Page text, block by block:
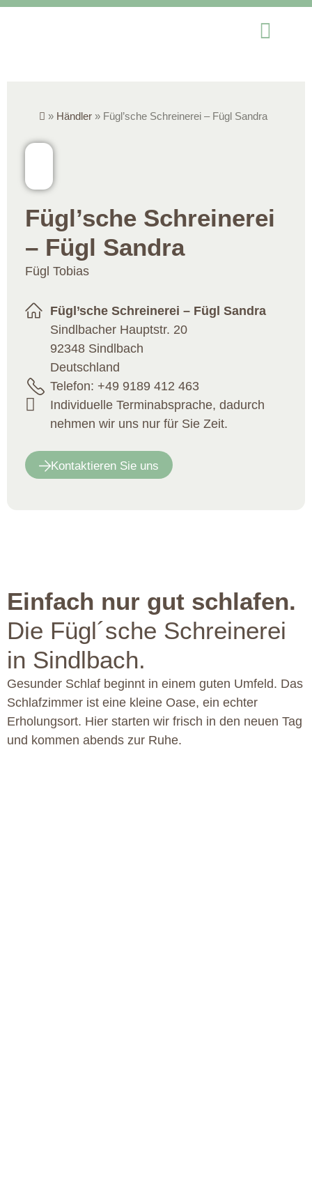
» Händler» Fügl’sche Schreinerei – Fügl Sandra
Fügl’sche Schreinerei
– Fügl Sandra
Fügl Tobias
Fügl’sche Schreinerei – Fügl Sandra
Sindlbacher Hauptstr. 20
92348 Sindlbach
Deutschland
Telefon: +49 9189 412 463
Individuelle Terminabsprache, dadurch
nehmen wir uns nur für Sie Zeit.
Kontaktieren Sie uns
Einfach nur gut schlafen.
Die Fügl´sche Schreinerei
in Sindlbach.
Gesunder Schlaf beginnt in einem guten Umfeld. Das
Schlafzimmer ist eine kleine Oase, ein echter
Erholungsort. Hier starten wir frisch in den neuen Tag
und kommen abends zur Ruhe.